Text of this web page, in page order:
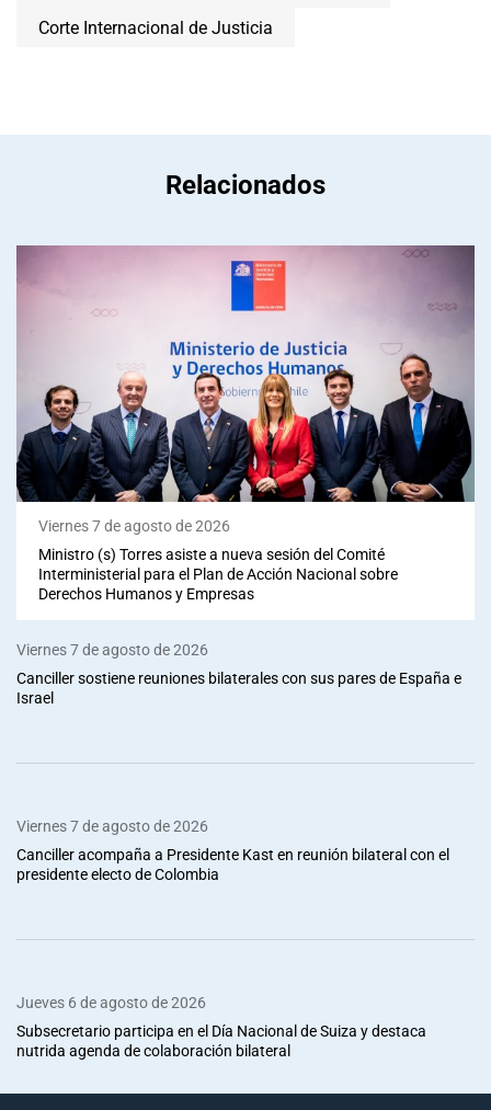
Corte Internacional de Justicia
Relacionados
Viernes 7 de agosto de 2026
Ministro (s) Torres asiste a nueva sesión del Comité
Interministerial para el Plan de Acción Nacional sobre
Derechos Humanos y Empresas
Viernes 7 de agosto de 2026
Canciller sostiene reuniones bilaterales con sus pares de España e
Israel
Viernes 7 de agosto de 2026
Canciller acompaña a Presidente Kast en reunión bilateral con el
presidente electo de Colombia
Jueves 6 de agosto de 2026
Subsecretario participa en el Día Nacional de Suiza y destaca
nutrida agenda de colaboración bilateral